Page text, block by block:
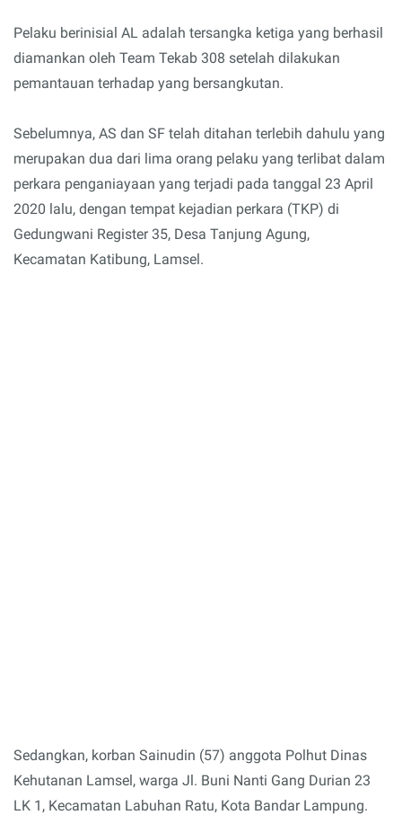
Pelaku berinisial AL adalah tersangka ketiga yang berhasil
diamankan oleh Team Tekab 308 setelah dilakukan
pemantauan terhadap yang bersangkutan.
Sebelumnya, AS dan SF telah ditahan terlebih dahulu yang
merupakan dua dari lima orang pelaku yang terlibat dalam
perkara penganiayaan yang terjadi pada tanggal 23 April
2020 lalu, dengan tempat kejadian perkara (TKP) di
Gedungwani Register 35, Desa Tanjung Agung,
Kecamatan Katibung, Lamsel.
Sedangkan, korban Sainudin (57) anggota Polhut Dinas
Kehutanan Lamsel, warga Jl. Buni Nanti Gang Durian 23
LK 1, Kecamatan Labuhan Ratu, Kota Bandar Lampung.